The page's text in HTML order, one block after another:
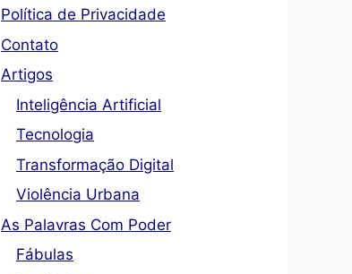
Política de Privacidade
Contato
Artigos
Inteligência Artificial
Tecnologia
Transformação Digital
Violência Urbana
As Palavras Com Poder
Fábulas